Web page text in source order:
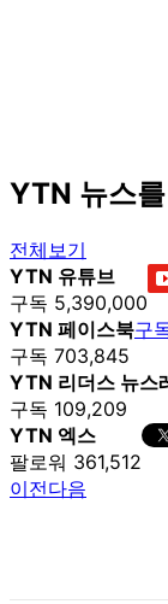
YTN 뉴스
전체보기
YTN 유튜브
구독 5,390,000
YTN 페이스북
구독 703,845
구
YTN 리더스 뉴스
구독 109,209
YTN 엑스
팔로워 361,512
이전다음